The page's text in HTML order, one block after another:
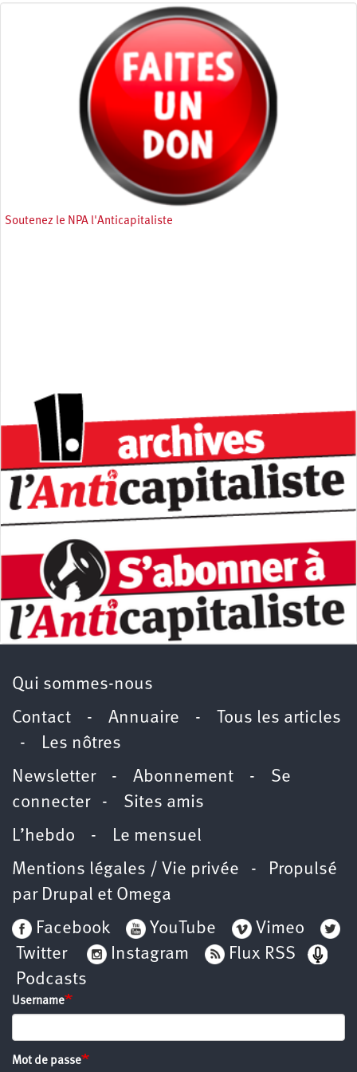
Soutenez le NPA l'Anticapitaliste
Qui sommes-nous
Contact - Annuaire -
Tous les articles
- Les nôtres
Newsletter- Abonnement - Se
connecter- Sites amis
L’hebdo - Le mensuel
Mentions légales / Vie privée - Propulsé
par Drupal et Omega
Facebook
YouTube
Vimeo
Twitter
Instagram
Flux RSS
Podcasts
Username
Mot de passe